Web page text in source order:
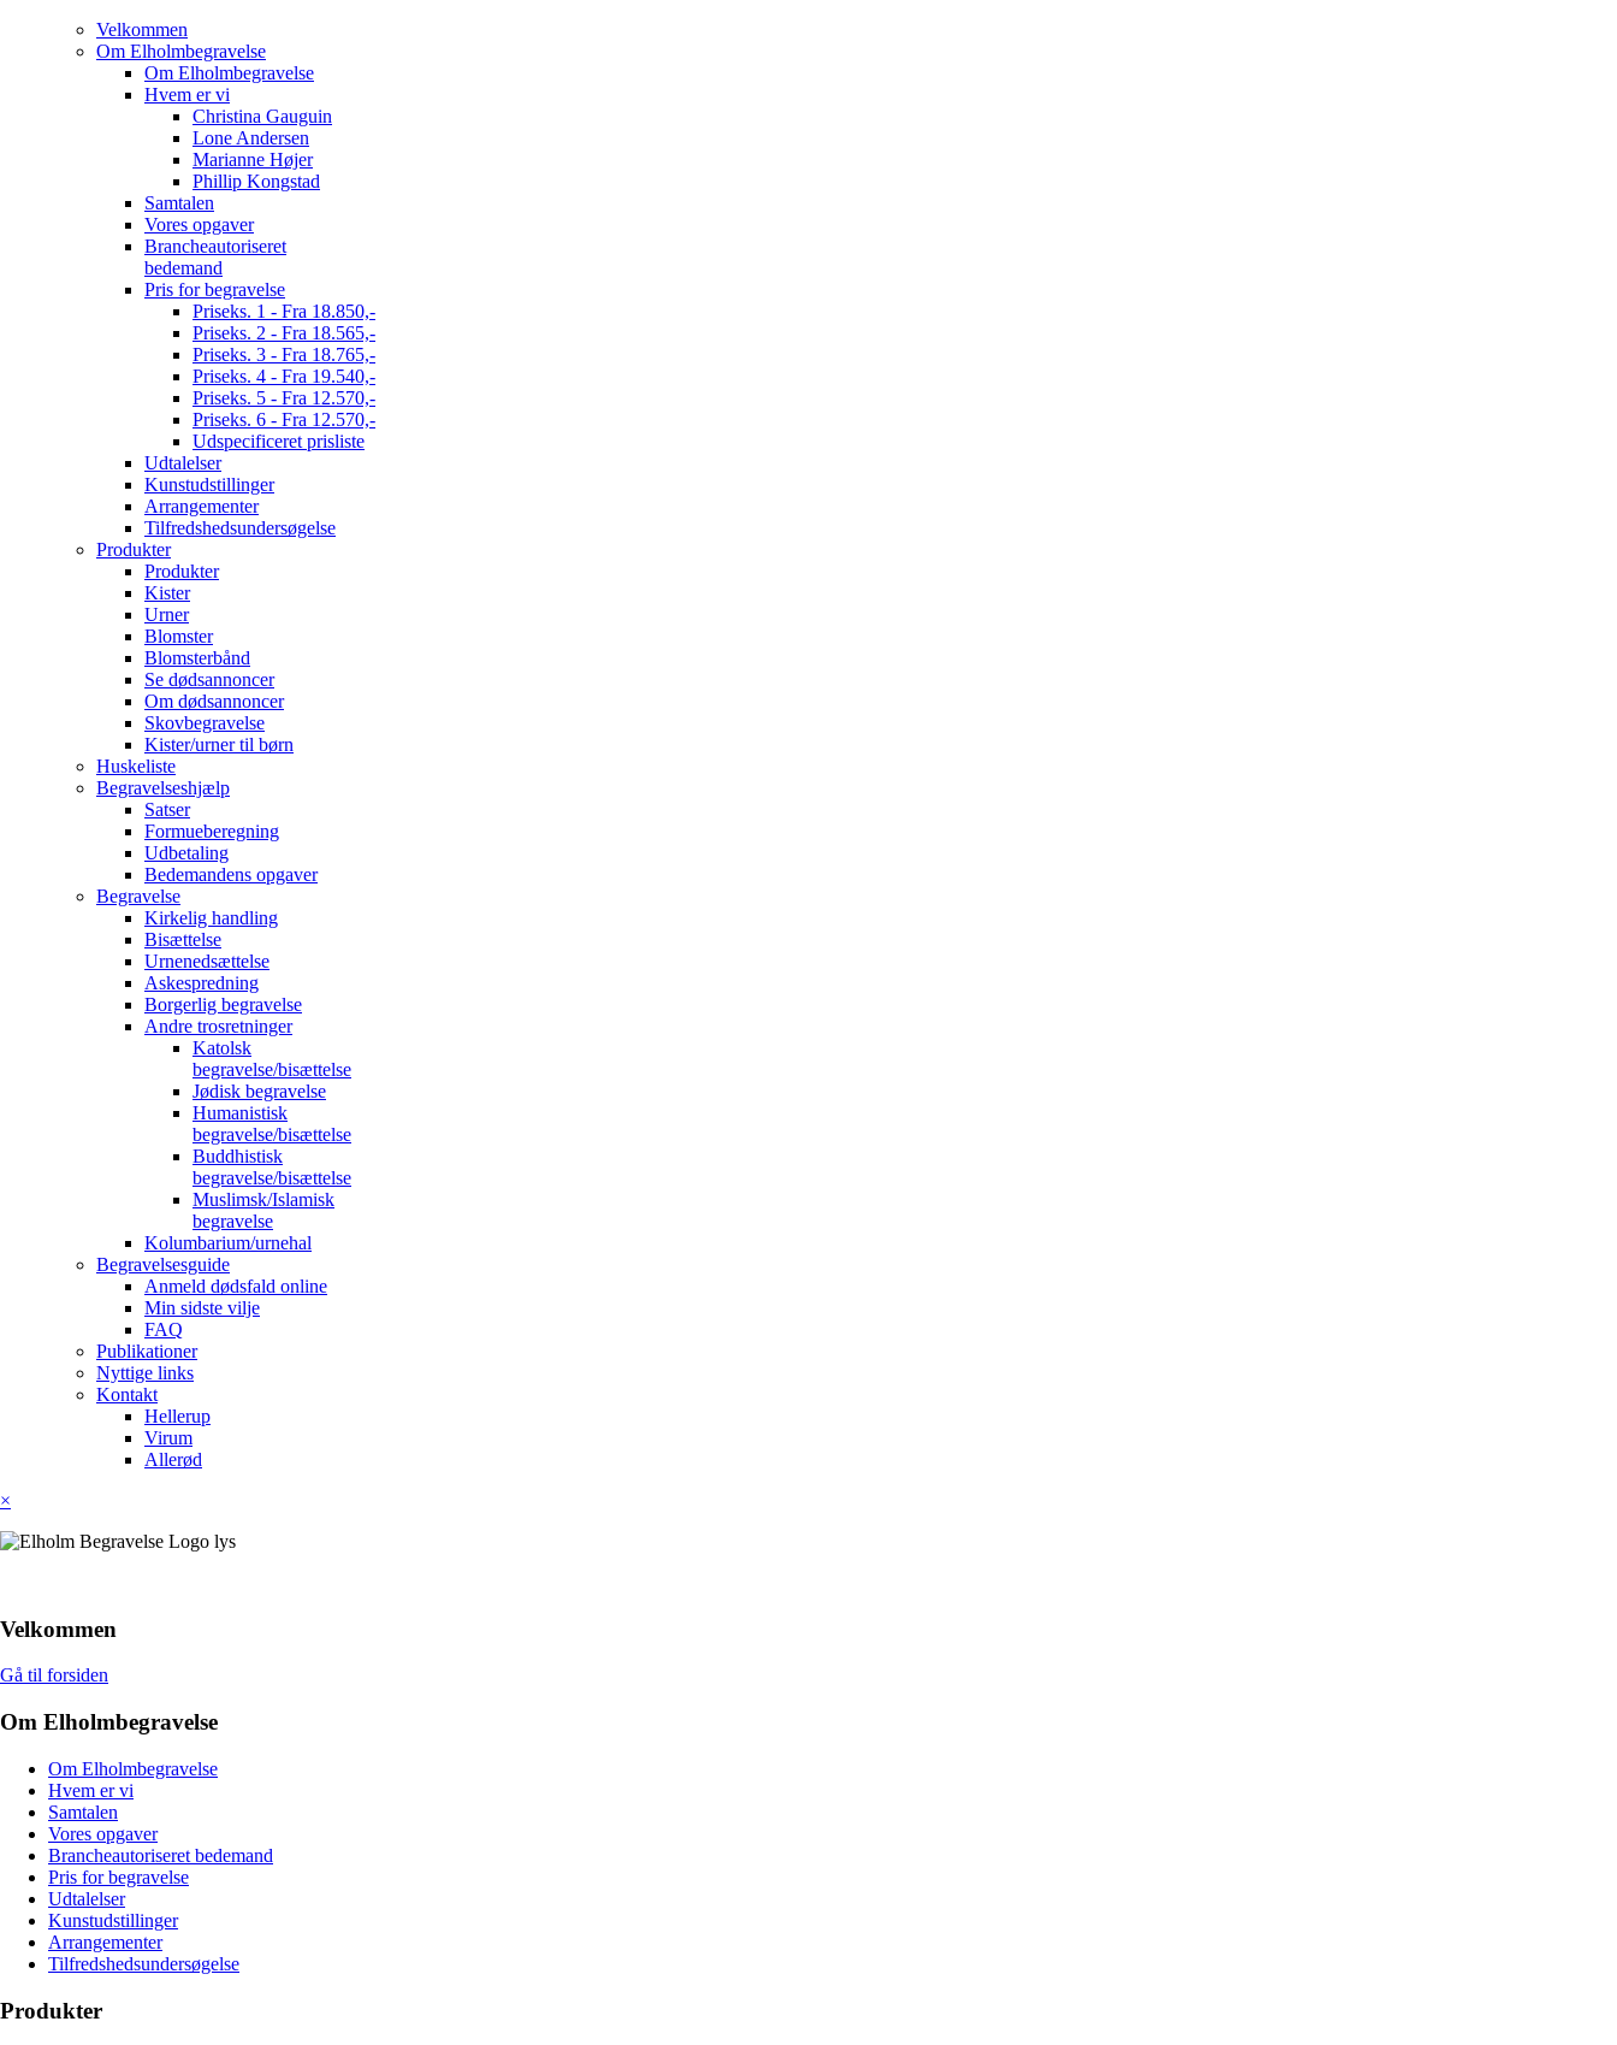
Velkommen
Om Elholmbegravelse
Om Elholmbegravelse
Hvem er vi
Christina Gauguin
Lone Andersen
Marianne Højer
Phillip Kongstad
Samtalen
Vores opgaver
Brancheautoriseret
bedemand
Pris for begravelse
Priseks. 1 - Fra 18.850,-
Priseks. 2 - Fra 18.565,-
Priseks. 3 - Fra 18.765,-
Priseks. 4 - Fra 19.540,-
Priseks. 5 - Fra 12.570,-
Priseks. 6 - Fra 12.570,-
Udspecificeret prisliste
Udtalelser
Kunstudstillinger
Arrangementer
Tilfredshedsundersøgelse
Produkter
Produkter
Kister
Urner
Blomster
Blomsterbånd
Se dødsannoncer
Om dødsannoncer
Skovbegravelse
Kister/urner til børn
Huskeliste
Begravelseshjælp
Satser
Formueberegning
Udbetaling
Bedemandens opgaver
Begravelse
Kirkelig handling
Bisættelse
Urnenedsættelse
Askespredning
Borgerlig begravelse
Andre trosretninger
Katolsk
begravelse/bisættelse
Jødisk begravelse
Humanistisk
begravelse/bisættelse
Buddhistisk
begravelse/bisættelse
Muslimsk/Islamisk
begravelse
Kolumbarium/urnehal
Begravelsesguide
Anmeld dødsfald online
Min sidste vilje
FAQ
Publikationer
Nyttige links
Kontakt
Hellerup
Virum
Allerød
×
Velkommen
Gå til forsiden
Om Elholmbegravelse
Om Elholmbegravelse
Hvem er vi
Samtalen
Vores opgaver
Brancheautoriseret bedemand
Pris for begravelse
Udtalelser
Kunstudstillinger
Arrangementer
Tilfredshedsundersøgelse
Produkter